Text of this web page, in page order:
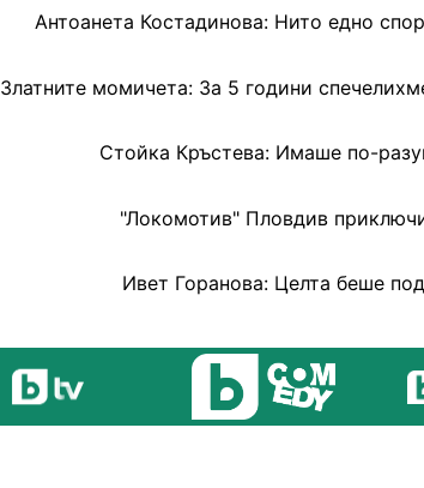
Антоанета Костадинова: Нито едно
Златните момичета: За 5 години
Стойка Кръстева: Имаше по-
"Локомотив" Пловдив
Ивет Горанова: Целта беше